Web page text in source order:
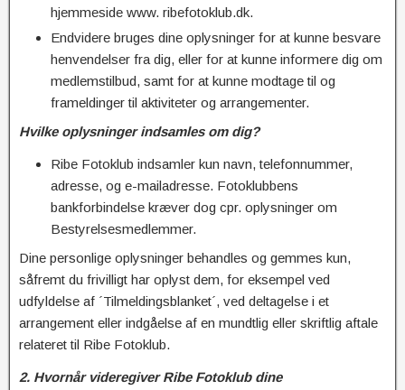
hjemmeside www. ribefotoklub.dk.
Endvidere bruges dine oplysninger for at kunne besvare
henvendelser fra dig, eller for at kunne informere dig om
medlemstilbud, samt for at kunne modtage til og
frameldinger til aktiviteter og arrangementer.
Hvilke oplysninger indsamles om dig?
Ribe Fotoklub indsamler kun navn, telefonnummer,
adresse, og e-mailadresse. Fotoklubbens
bankforbindelse kræver dog cpr. oplysninger om
Bestyrelsesmedlemmer.
Dine personlige oplysninger behandles og gemmes kun,
såfremt du frivilligt har oplyst dem, for eksempel ved
udfyldelse af ´Tilmeldingsblanket´, ved deltagelse i et
arrangement eller indgåelse af en mundtlig eller skriftlig aftale
relateret til Ribe Fotoklub.
2. Hvornår videregiver Ribe Fotoklub dine